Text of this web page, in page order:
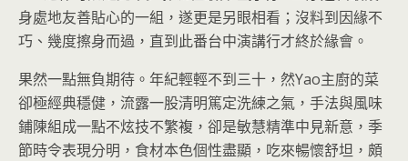
身處地友善貼心的一組，遂更是另眼相看；沒料到因緣不
巧、幾度擦身而過，直到此番台中演講行才終於緣會。
果然一點無負期待。年紀輕輕不到三十，然Yao主廚的菜
卻極經典穩健，流露一股清明篤定洗練之氣，手法與風味
鋪陳組成一點不炫技不繁複，卻是敏慧精準中見新意，季
節時令表現分明，食材本色個性盡顯，吃來暢懷舒坦，頗